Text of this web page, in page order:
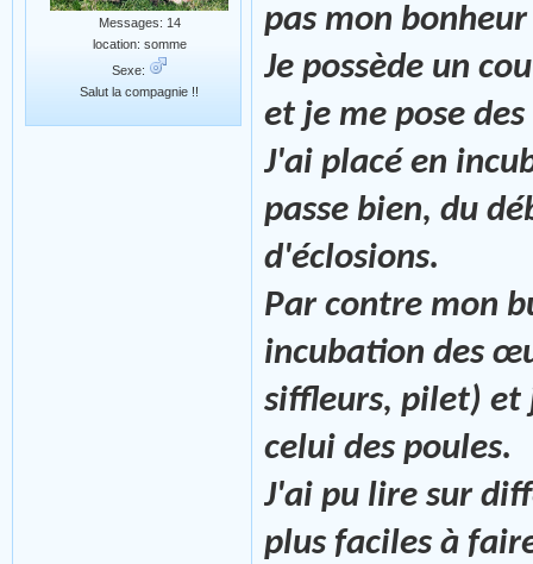
Messages: 14
location: somme
Sexe:
Salut la compagnie !!
pas mon
Je possède un
et je me pose
J'ai placé en
passe bien, du
d'éclosions.
Par contre mon
incubation des
siffleurs, pilet) et
celui des poules.
J'ai pu lire sur
plus faciles à